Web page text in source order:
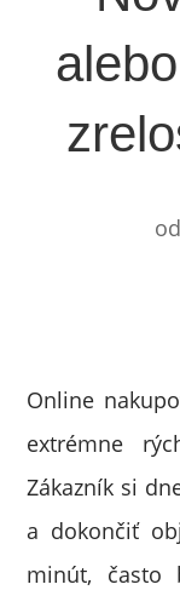
od
Online
extrémne
Zákazník si
a dokončiť
minút, často